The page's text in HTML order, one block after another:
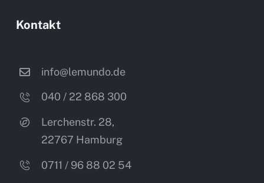
Kontakt
info@lemundo.de
040 / 22 868 300
Lerchenstr. 28,
22767 Hamburg
0711 / 96 88 02 54